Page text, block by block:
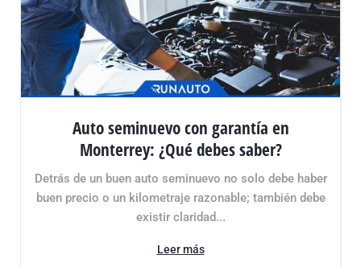
Auto seminuevo con garantía en
Monterrey: ¿Qué debes saber?
Detrás de un buen auto seminuevo no solo debe haber
buen precio o un kilometraje razonable; también debe
existir claridad...
Leer más